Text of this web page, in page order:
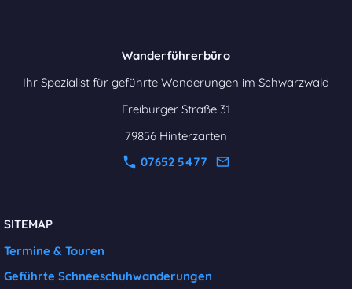
Wanderführerbüro
Ihr Spezialist für geführte Wanderungen im Schwarzwald
Freiburger Straße 31
79856 Hinterzarten
07652 5477
SITEMAP
Termine & Touren
Geführte Schneeschuhwanderungen